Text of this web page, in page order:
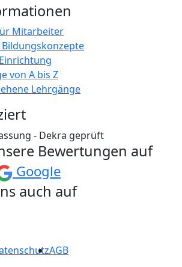
Mitarbeiter
von A bis Z
Lehrgänge
Bewertungen auf
Google
auch auf
AGB